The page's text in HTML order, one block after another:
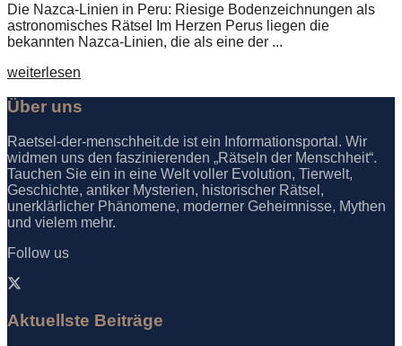
Die Nazca-Linien in Peru: Riesige Bodenzeichnungen als
astronomisches Rätsel Im Herzen Perus liegen die
bekannten Nazca-Linien, die als eine der ...
weiterlesen
Über uns
Raetsel-der-menschheit.de ist ein Informationsportal. Wir
widmen uns den faszinierenden „Rätseln der Menschheit“.
Tauchen Sie ein in eine Welt voller Evolution, Tierwelt,
Geschichte, antiker Mysterien, historischer Rätsel,
unerklärlicher Phänomene, moderner Geheimnisse, Mythen
und vielem mehr.
Follow us
Aktuellste Beiträge